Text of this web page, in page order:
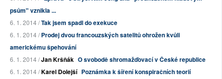
psům" vznikla ...
6. 1. 2014 /Tak jsem spadl do exekuce
6. 1. 2014 /Prodej dvou francouzských satelitů ohrožen kvůli
americkému špehování
6. 1. 2014 /Jan Kršňák O svobodě shromažďovací v České republice
6. 1. 2014 /Karel Dolejší Poznámka k šíření konspiračních teorií